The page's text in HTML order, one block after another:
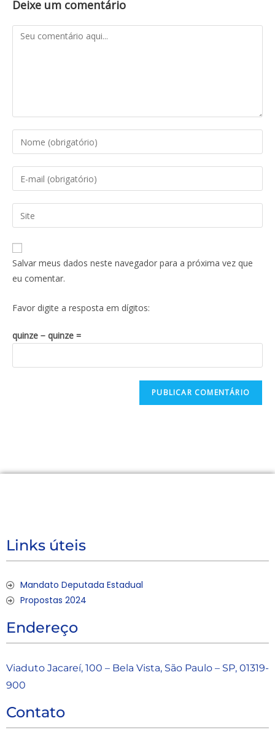
Deixe um comentário
Salvar meus dados neste navegador para a próxima vez que
eu comentar.
Favor digite a resposta em dígitos:
quinze − quinze =
Links úteis
Mandato Deputada Estadual
Propostas 2024
Endereço
Viaduto Jacareí, 100 – Bela Vista, São Paulo – SP, 01319-
900
Contato